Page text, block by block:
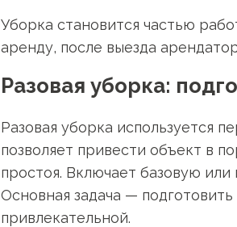
Уборка становится частью
аренду, после выезда
Разовая уборка:
Разовая уборка используется
позволяет привести объект в
простоя. Включает базовую
Основная задача —
привлекательной.